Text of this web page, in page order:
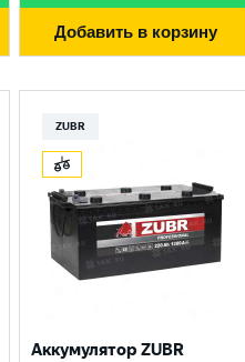
Добавить в корзину
ZUBR
Аккумулятор ZUBR